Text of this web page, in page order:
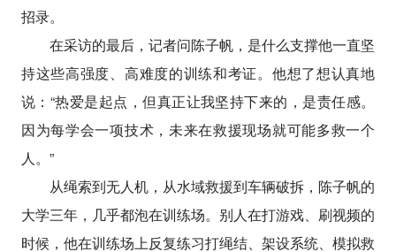
招录。
在采访的最后，记者问陈子帆，是什么支撑他一直坚
持这些高强度、高难度的训练和考证。他想了想认真地
说：“热爱是起点，但真正让我坚持下来的，是责任感。
因为每学会一项技术，未来在救援现场就可能多救一个
人。”
从绳索到无人机，从水域救援到车辆破拆，陈子帆的
大学三年，几乎都泡在训练场。别人在打游戏、刷视频的
时候，他在训练场上反复练习打绳结、架设系统、模拟救